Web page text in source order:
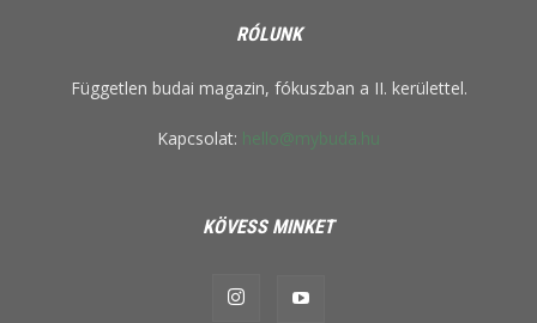
RÓLUNK
Független budai magazin, fókuszban a II. kerülettel.
Kapcsolat: hello@mybuda.hu
KÖVESS MINKET